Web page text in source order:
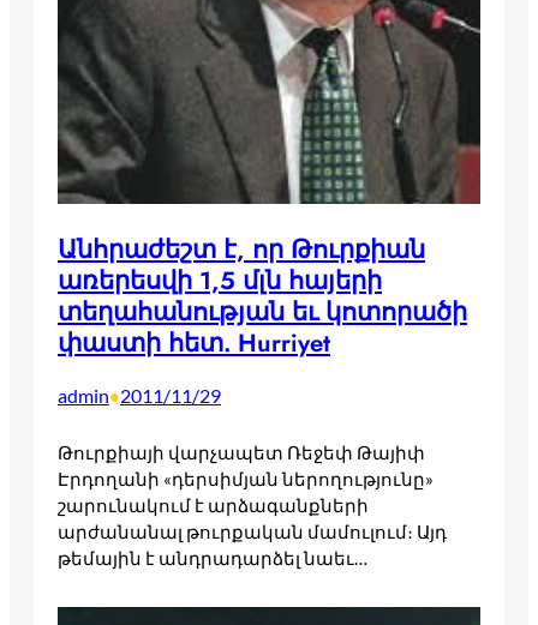
Անհրաժեշտ է, որ Թուրքիան
առերեսվի 1,5 մլն հայերի
տեղահանության եւ կոտորածի
փաստի հետ. Hurriyet
admin•2011/11/29
Թուրքիայի վարչապետ Ռեջեփ Թայիփ
Էրդողանի «դերսիմյան ներողությունը»
շարունակում է արձագանքների
արժանանալ թուրքական մամուլում։ Այդ
թեմային է անդրադարձել նաեւ…